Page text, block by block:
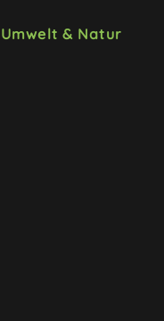
Umwelt & Natur